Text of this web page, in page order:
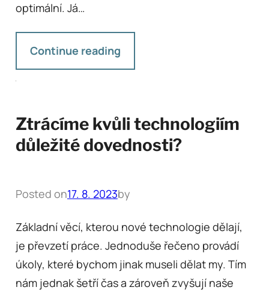
optimální. Já…
Continue reading
Ztrácíme kvůli technologiím
důležité dovednosti?
Posted on17. 8. 2023by
Základní věcí, kterou nové technologie dělají,
je převzetí práce. Jednoduše řečeno provádí
úkoly, které bychom jinak museli dělat my. Tím
nám jednak šetří čas a zároveň zvyšují naše